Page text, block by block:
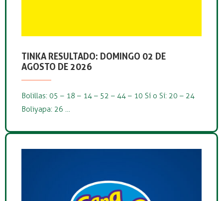
TINKA RESULTADO: DOMINGO 02 DE
AGOSTO DE 2026
Bolillas: 05 – 18 – 14 – 52 – 44 – 10 Sí o Sí: 20 – 24
Boliyapa: 26 …